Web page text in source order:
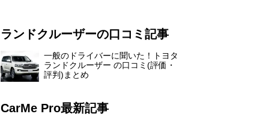
ランドクルーザーの口コミ記事
一般のドライバーに聞いた！トヨタ
ランドクルーザー の口コミ(評価・
評判)まとめ
CarMe Pro最新記事